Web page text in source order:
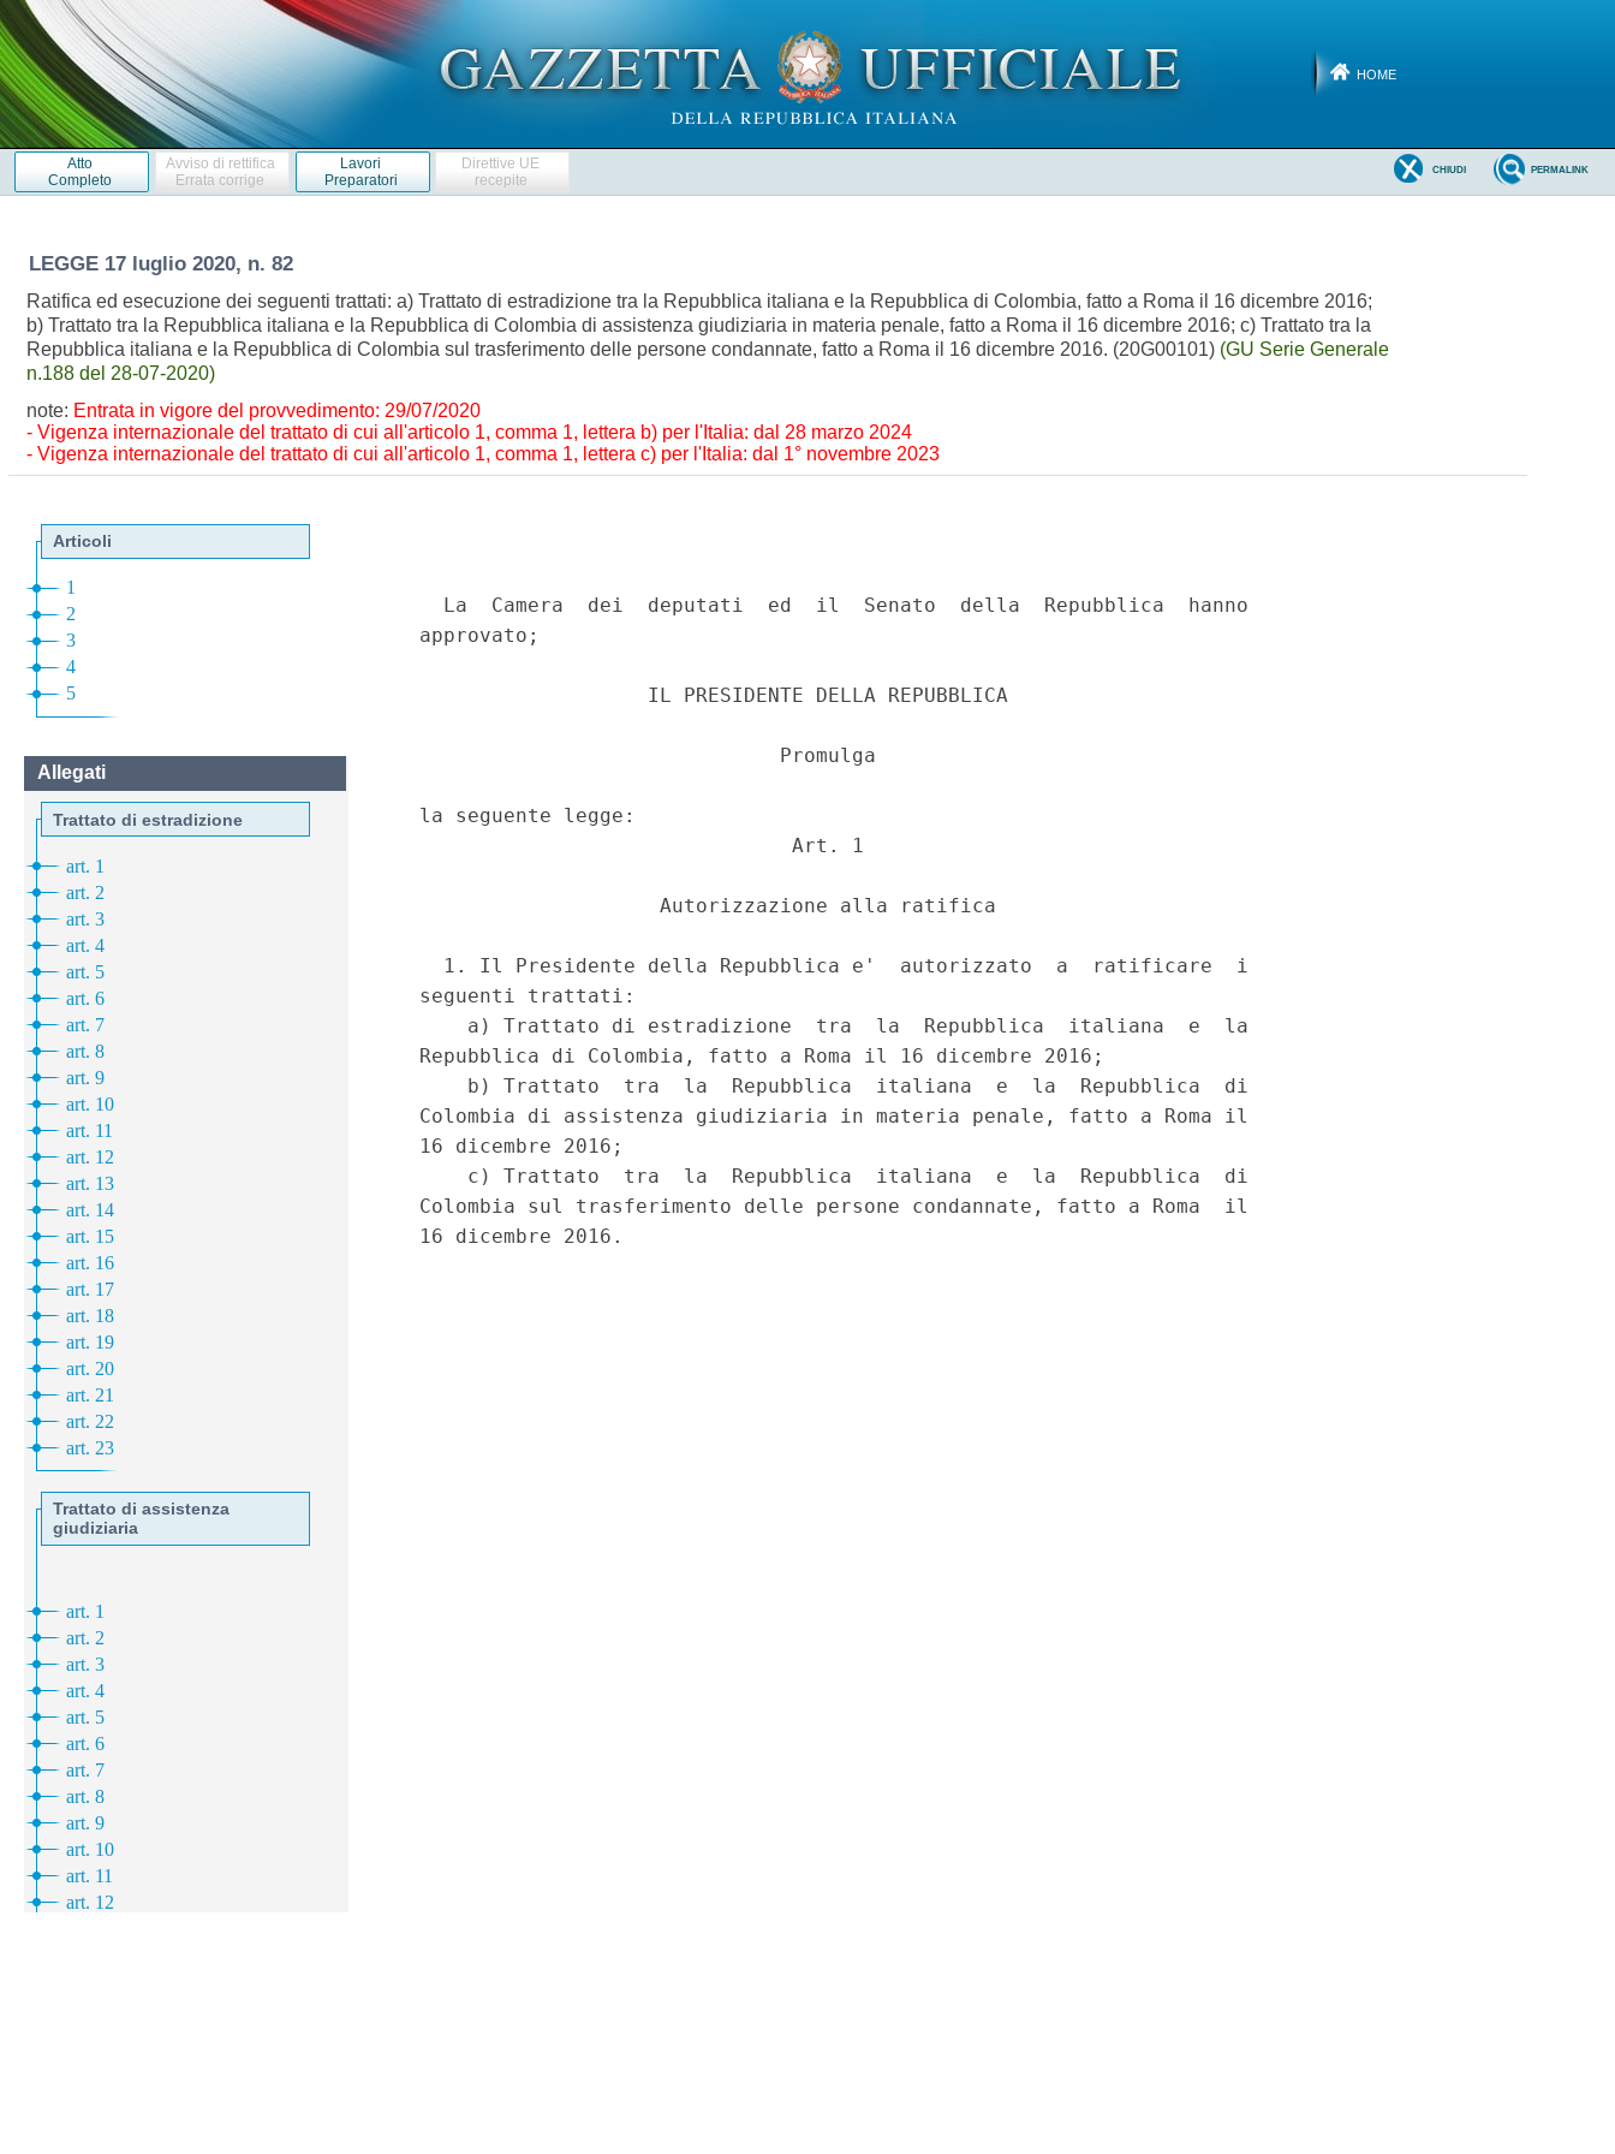
HOME
Atto
Completo
Avviso di rettifica
Errata corrige
Lavori
Preparatori
Direttive UE
recepite
PERMALINK
CHIUDI
LEGGE 17 luglio 2020, n. 82
Ratifica ed esecuzione dei seguenti trattati: a) Trattato di estradizione tra la Repubblica italiana e la Repubblica di Colombia, fatto a Roma il 16 dicembre 2016;
b) Trattato tra la Repubblica italiana e la Repubblica di Colombia di assistenza giudiziaria in materia penale, fatto a Roma il 16 dicembre 2016; c) Trattato tra la
Repubblica italiana e la Repubblica di Colombia sul trasferimento delle persone condannate, fatto a Roma il 16 dicembre 2016. (20G00101) (GU Serie Generale
n.188 del 28-07-2020)
note: Entrata in vigore del provvedimento: 29/07/2020
- Vigenza internazionale del trattato di cui all'articolo 1, comma 1, lettera b) per l'Italia: dal 28 marzo 2024
- Vigenza internazionale del trattato di cui all'articolo 1, comma 1, lettera c) per l'Italia: dal 1° novembre 2023